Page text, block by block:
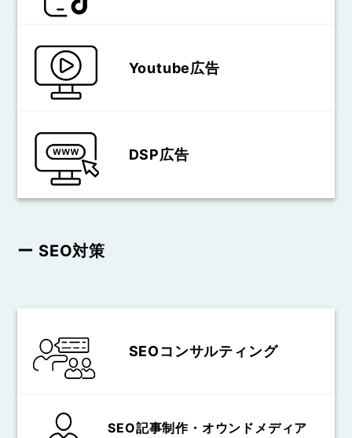
Youtube広告
DSP広告
ー SEO対策
SEOコンサルティング
SEO記事制作・オウンドメディア